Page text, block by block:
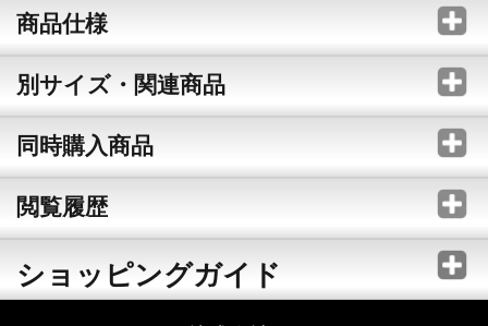
商品仕様
別サイズ・関連商品
同時購入商品
閲覧履歴
ショッピングガイド